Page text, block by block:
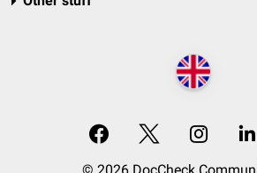
© 2026 DocCheck